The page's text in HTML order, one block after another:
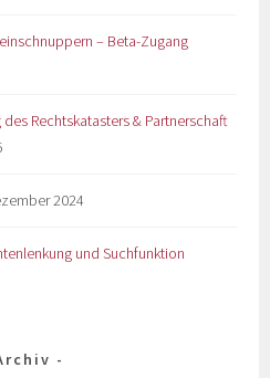
– Beta-Zugang
Rechtskatasters & Partnerschaft
2024
und Suchfunktion